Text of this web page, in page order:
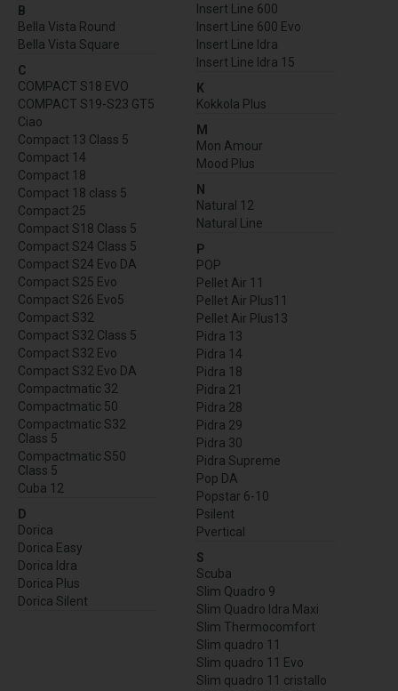
B
Bella Vista Round
Bella Vista Square
C
COMPACT S18 EVO
COMPACT S19-S23 GT5
Ciao
Compact 13 Class 5
Compact 14
Compact 18
Compact 18 class 5
Compact 25
Compact S18 Class 5
Compact S24 Class 5
Compact S24 Evo DA
Compact S25 Evo
Compact S26 Evo5
Compact S32
Compact S32 Class 5
Compact S32 Evo
Compact S32 Evo DA
Compactmatic 32
Compactmatic 50
Compactmatic S32
Class 5
Compactmatic S50
Class 5
Cuba 12
D
Dorica
Dorica Easy
Dorica Idra
Dorica Plus
Dorica Silent
Insert Line 600
Insert Line 600 Evo
Insert Line Idra
Insert Line Idra 15
K
Kokkola Plus
M
Mon Amour
Mood Plus
N
Natural 12
Natural Line
P
POP
Pellet Air 11
Pellet Air Plus11
Pellet Air Plus13
Pidra 13
Pidra 14
Pidra 18
Pidra 21
Pidra 28
Pidra 29
Pidra 30
Pidra Supreme
Pop DA
Popstar 6-10
Psilent
Pvertical
S
Scuba
Slim Quadro 9
Slim Quadro Idra Maxi
Slim Thermocomfort
Slim quadro 11
Slim quadro 11 Evo
Slim quadro 11 cristallo